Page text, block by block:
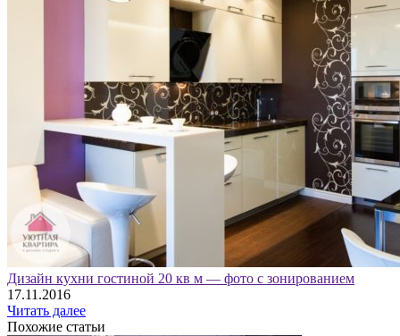
Дизайн кухни гостиной 20 кв м — фото с зонированием
17.11.2016
Читать далее
Похожие статьи